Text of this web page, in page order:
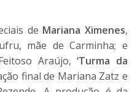
de Mariana Ximenes,
mãe de Carminha; e
Araújo, ‘Turma da
final de Mariana Zatz e